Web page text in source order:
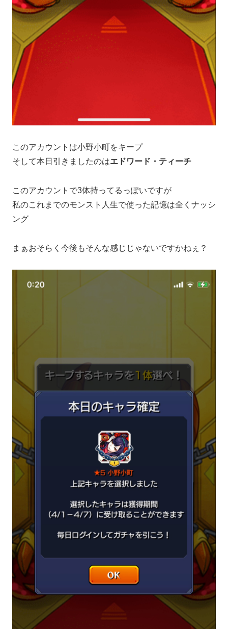
このアカウントは小野小町をキープ
そして本日引きましたのはエドワード・ティーチ
このアカウントで3体持ってるっぽいですが
私のこれまでのモンスト人生で使った記憶は全くナッシ
ング
まぁおそらく今後もそんな感じじゃないですかねぇ？